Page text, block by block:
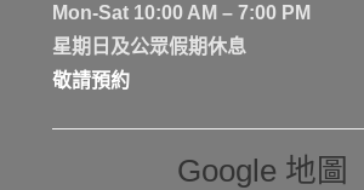
Mon-Sat 10:00 AM – 7:00 PM
星期日及公眾假期休息
敬請預約
Google 地圖